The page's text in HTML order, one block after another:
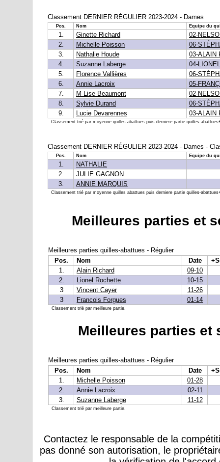
Classement DERNIER RÉGULIER 2023-2024 - Dames
Pos. Nom Equipe du
1. Ginette Richard
02-
2.
Michelle Poisson
06-
3.
Nathalie Houde
03-ALAIN
4.
Suzanne Laberge
04-
5.
Florence Vallières
06-
6.
Annie Lacroix
05-
7.
M Lise Beaumont
02-
8.
Sylvie Durand
06-
9.
Lucie Devarennes 03-ALAIN
Classement trié par moyenne quilles abattues puis derniere partie quilles-
Classement DERNIER RÉGULIER 2023-2024 - Dames -
Pos. Nom Equipe du
1.
NATHALIE
2.
JULIE GAGNON
3.
ANNIE MARQUIS
Classement trié par moyenne quilles abattues puis derniere partie quilles-
Meilleures parties et
Meilleures parties quilles-abattues - Régulier
Pos.
Nom Date
1.
Alain Richard
09-10
2.
Lionel Rochette
10-15
3
Vincent Cayer
11-26
3
Francois Forgues 01-14
Classement trié par meilleure partie.
Meilleures parties et
Meilleures parties quilles-abattues - Régulier
Pos.
Nom Date
1.
Michelle Poisson
01-28
2.
Annie Lacroix
02-11
3.
Suzanne Laberge 11-12
Classement trié par meilleure partie.
Contactez le responsable de la
pas donné son autorisation, le